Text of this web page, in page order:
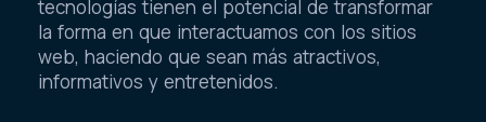
tecnologías tienen el potencial de transformar
la forma en que interactuamos con los sitios
web, haciendo que sean más atractivos,
informativos y entretenidos.